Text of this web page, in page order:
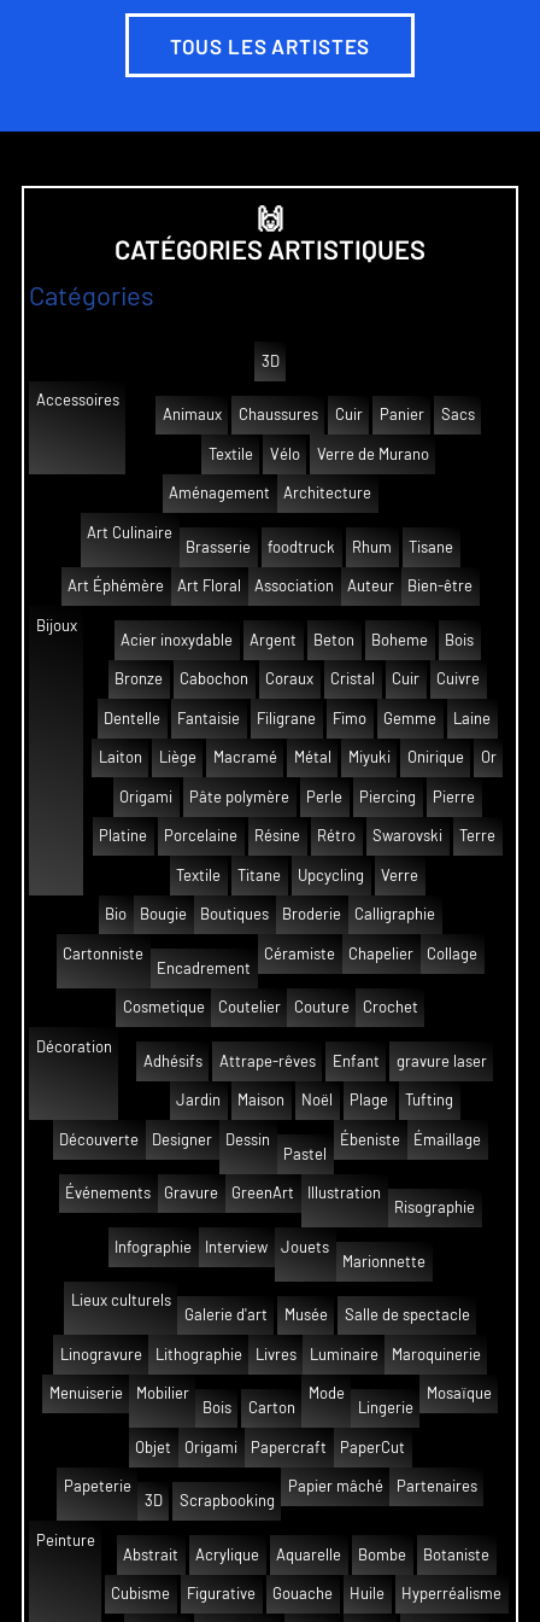
TOUS LES ARTISTES
🙌
CATÉGORIES ARTISTIQUES
Catégories
3D
Accessoires
Animaux
Chaussures Cuir Panier Sacs
Textile Vélo Verre de Murano
Aménagement Architecture
Art Culinaire
Brasserie
foodtruck Rhum Tisane
Art Éphémère Art Floral Association Auteur Bien-être
Bijoux
Acier inoxydable
Argent Beton Boheme Bois
Bronze Cabochon Coraux Cristal Cuir Cuivre
Dentelle Fantaisie Filigrane Fimo Gemme Laine
Laiton Liège Macramé Métal Miyuki Onirique Or
Origami Pâte polymère Perle Piercing Pierre
Platine Porcelaine Résine Rétro Swarovski Terre
Textile Titane Upcycling Verre
Bio Bougie Boutiques Broderie Calligraphie
Cartonniste
Encadrement
Céramiste Chapelier Collage
Cosmetique Coutelier Couture Crochet
Décoration
Adhésifs
Attrape-rêves Enfant gravure laser
Jardin Maison Noël Plage Tufting
Découverte Designer
Dessin
Pastel
Ébeniste Émaillage
Événements Gravure GreenArt
Illustration
Risographie
Infographie Interview
Jouets
Marionnette
Lieux culturels
Galerie d'art
Musée Salle de spectacle
Linogravure Lithographie Livres Luminaire Maroquinerie
Menuiserie
Mobilier
Bois
Carton
Mode
Lingerie
Mosaïque
Objet Origami Papercraft PaperCut
Papeterie
3D
Scrapbooking
Papier mâché Partenaires
Peinture
Abstrait
Acrylique Aquarelle Bombe Botaniste
Cubisme Figurative Gouache Huile Hyperréalisme